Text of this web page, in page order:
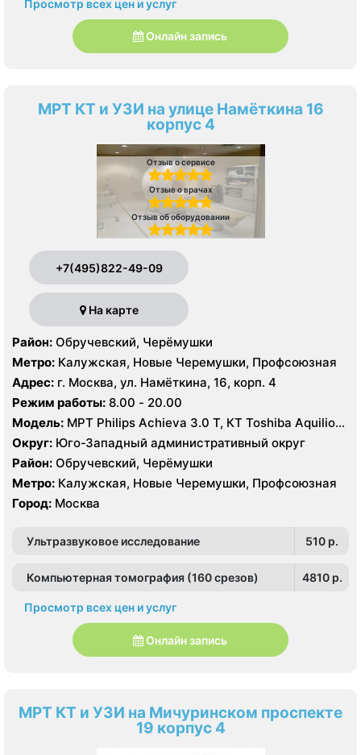
Просмотр всех цен и услуг
Онлайн запись
МРТ КТ и УЗИ на улице Намёткина 16
корпус 4
Отзыв о сервисе
Отзыв о врачах
Отзыв об оборудовании
+7(495)822-49-09
На карте
Район: Обручевский, Черёмушки
Метро: Калужская, Новые Черемушки, Профсоюзная
Адрес: г. Москва, ул. Намёткина, 16, корп. 4
Режим работы: 8.00 - 20.00
Модель: МРТ Philips Achieva 3.0 T, КТ Toshiba Aquilion
Prime 160 срезов УЗИ GE Logiq-9, Philips iU22, Philips
HDI 5000
Округ: Юго-Западный административный округ
Район: Обручевский, Черёмушки
Метро: Калужская, Новые Черемушки, Профсоюзная
Город: Москва
Ультразвуковое исследование 510 p.
Компьютерная томография (160 срезов) 4810 p.
Просмотр всех цен и услуг
Онлайн запись
МРТ КТ и УЗИ на Мичуринском проспекте
19 корпус 4